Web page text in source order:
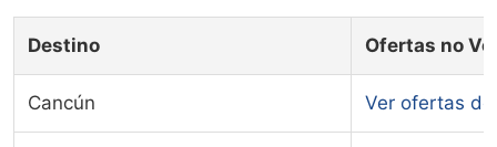
Destino Ofertas no
Cancún Ver ofertas